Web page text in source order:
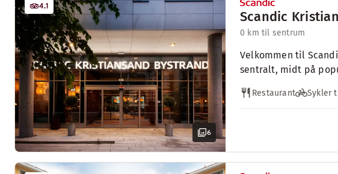
6
4.1
Scandic
0 km til sentrum
Velkommen til
sentralt, midt på
Restaurant Sykler